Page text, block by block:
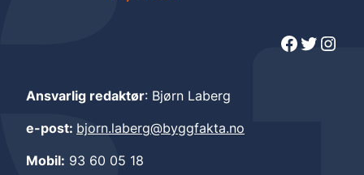
Facebook Twitter Instagram
Ansvarlig redaktør: Bjørn Laberg
e-post: bjorn.laberg@byggfakta.no
Mobil: 93 60 05 18